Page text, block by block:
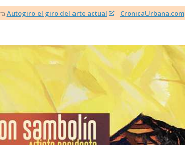
Autogiro el giro del arte actual | CronicaUrbana.com